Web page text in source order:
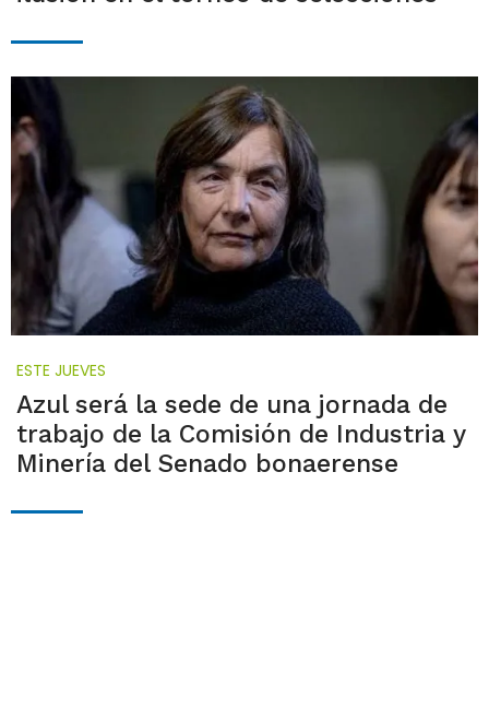
ESTE JUEVES
Azul será la sede de una jornada de
trabajo de la Comisión de Industria y
Minería del Senado bonaerense